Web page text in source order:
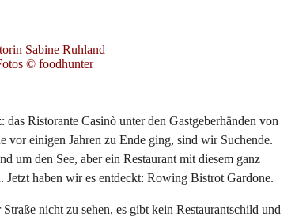
Sabine Ruhland
© foodhunter
Ristorante Casinò unter den Gastgeberhänden von
vor einigen Jahren zu Ende ging, sind wir Suchende.
um den See, aber ein Restaurant mit diesem ganz
haben wir es entdeckt: Rowing Bistrot Gardone.
nicht zu sehen, es gibt kein Restaurantschild und